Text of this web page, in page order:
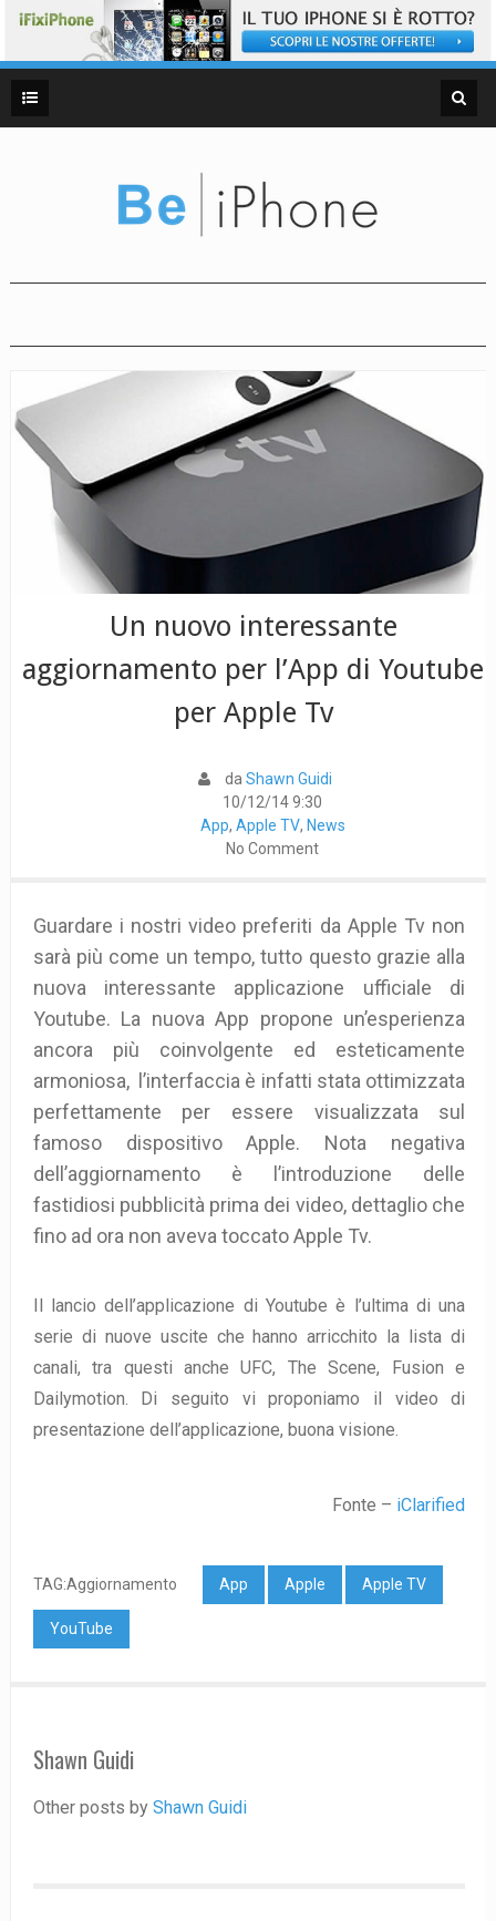
Un nuovo interessante
aggiornamento per l’App di Youtube
per Apple Tv
daShawn Guidi
10/12/14 9:30
App, Apple TV, News
No Comment
Guardare i nostri video preferiti da Apple Tv non
sarà più come un tempo, tutto questo grazie alla
nuova interessante applicazione ufficiale di
Youtube. La nuova App propone un’esperienza
ancora più coinvolgente ed esteticamente
armoniosa, l’interfaccia è infatti stata ottimizzata
perfettamente per essere visualizzata sul
famoso dispositivo Apple. Nota negativa
dell’aggiornamento è l’introduzione delle
fastidiosi pubblicità prima dei video, dettaglio che
fino ad ora non aveva toccato Apple Tv.
Il lancio dell’applicazione di Youtube è l’ultima di una
serie di nuove uscite che hanno arricchito la lista di
canali, tra questi anche UFC, The Scene, Fusion e
Dailymotion. Di seguito vi proponiamo il video di
presentazione dell’applicazione, buona visione.
Fonte – iClarified
TAG:Aggiornamento App Apple Apple TV
YouTube
Shawn Guidi
Other posts by Shawn Guidi